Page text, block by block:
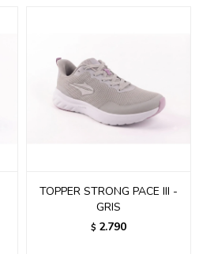
TOPPER STRONG PACE III -
GRIS
$ 2.790